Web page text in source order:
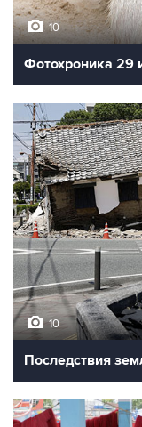
10
Фотохроника 29
10
Последствия